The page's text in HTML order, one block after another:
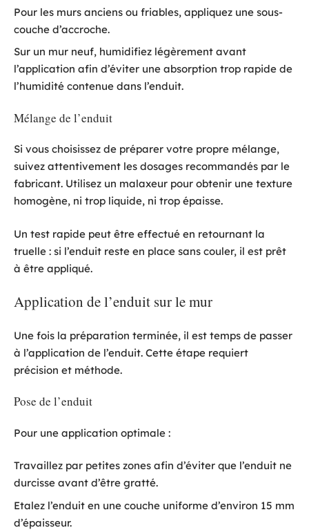
Pour les murs anciens ou friables, appliquez une sous-
couche d’accroche.
Sur un mur neuf, humidifiez légèrement avant
l’application afin d’éviter une absorption trop rapide de
l’humidité contenue dans l’enduit.
Mélange de l’enduit
Si vous choisissez de préparer votre propre mélange,
suivez attentivement les dosages recommandés par le
fabricant. Utilisez un malaxeur pour obtenir une texture
homogène, ni trop liquide, ni trop épaisse.
Un test rapide peut être effectué en retournant la
truelle : si l’enduit reste en place sans couler, il est prêt
à être appliqué.
Application de l’enduit sur le mur
Une fois la préparation terminée, il est temps de passer
à l’application de l’enduit. Cette étape requiert
précision et méthode.
Pose de l’enduit
Pour une application optimale :
Travaillez par petites zones afin d’éviter que l’enduit ne
durcisse avant d’être gratté.
Etalez l’enduit en une couche uniforme d’environ 15 mm
d’épaisseur.